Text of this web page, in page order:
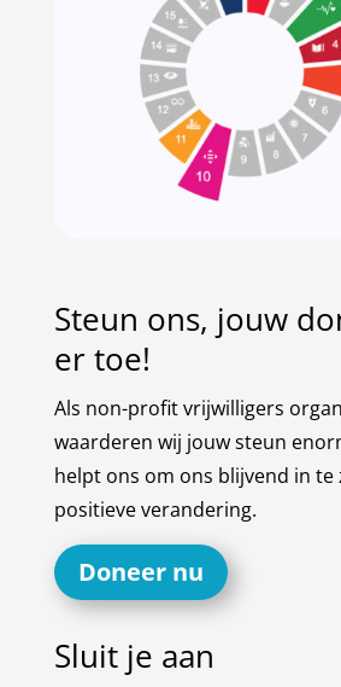
Steun ons, jouw
er toe!
Als non-profit vrijwilligers
waarderen wij jouw steun
helpt ons om ons blijvend in
positieve verandering.
Doneer nu
Sluit je aan